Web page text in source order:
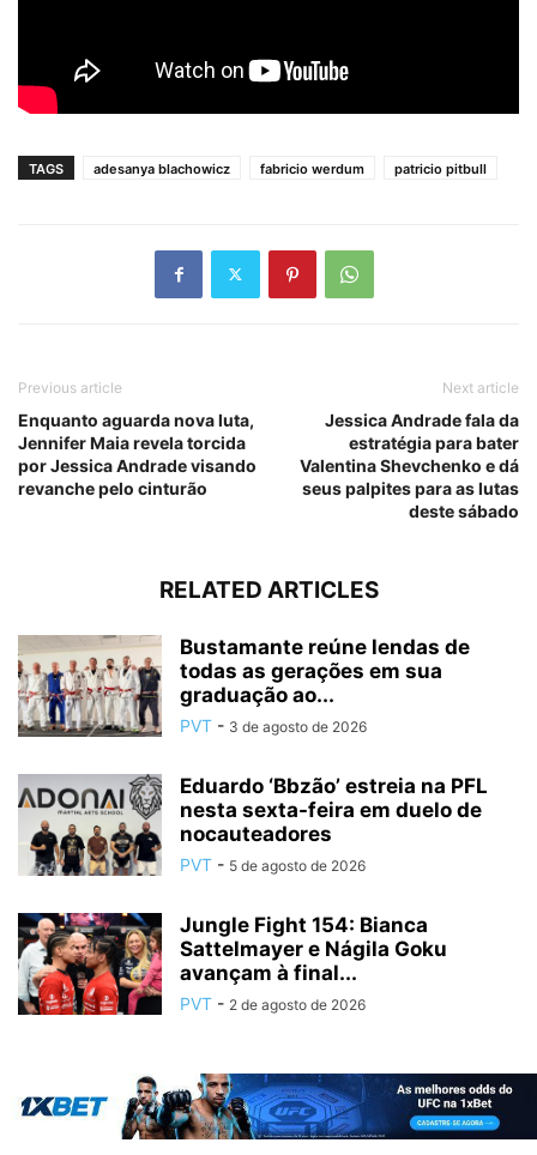
TAGS adesanya blachowicz fabricio werdum patricio pitbull
Previous article
Enquanto aguarda nova luta,
Jennifer Maia revela torcida
por Jessica Andrade visando
revanche pelo cinturão
Next article
Jessica Andrade fala da
estratégia para bater
Valentina Shevchenko e dá
seus palpites para as lutas
deste sábado
RELATED ARTICLES
Bustamante reúne lendas de
todas as gerações em sua
graduação ao...
PVT - 3 de agosto de 2026
Eduardo ‘Bbzão’ estreia na PFL
nesta sexta-feira em duelo de
nocauteadores
PVT - 5 de agosto de 2026
Jungle Fight 154: Bianca
Sattelmayer e Nágila Goku
avançam à final...
PVT - 2 de agosto de 2026